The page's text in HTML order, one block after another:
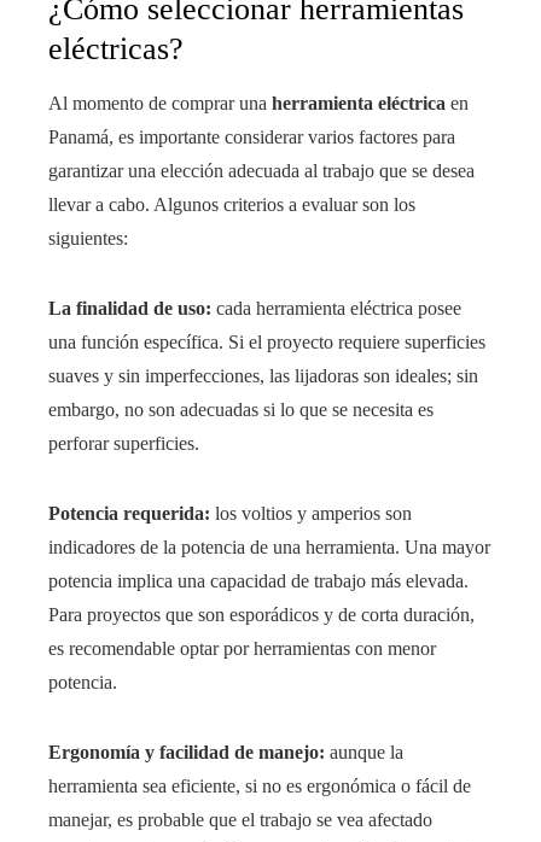
¿Cómo seleccionar herramientas
eléctricas?
Al momento de comprar una herramienta eléctrica en
Panamá, es importante considerar varios factores para
garantizar una elección adecuada al trabajo que se desea
llevar a cabo. Algunos criterios a evaluar son los
siguientes:
La finalidad de uso: cada herramienta eléctrica posee
una función específica. Si el proyecto requiere superficies
suaves y sin imperfecciones, las lijadoras son ideales; sin
embargo, no son adecuadas si lo que se necesita es
perforar superficies.
Potencia requerida: los voltios y amperios son
indicadores de la potencia de una herramienta. Una mayor
potencia implica una capacidad de trabajo más elevada.
Para proyectos que son esporádicos y de corta duración,
es recomendable optar por herramientas con menor
potencia.
Ergonomía y facilidad de manejo: aunque la
herramienta sea eficiente, si no es ergonómica o fácil de
manejar, es probable que el trabajo se vea afectado